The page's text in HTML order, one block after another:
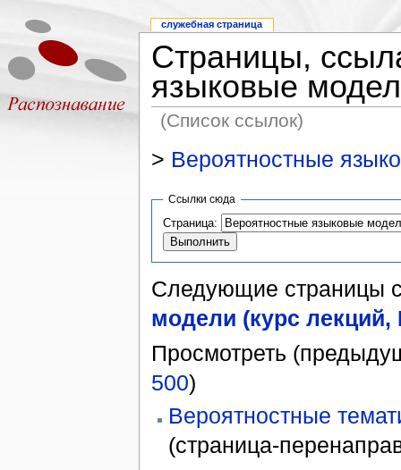
Страницы,
языковые
(Список ссылок)
> Вероятностные
Ссылки сюда
Страница:
Следующие страницы
модели (курс
Просмотреть
500)
Вероятностные
(страница-
служебная страница